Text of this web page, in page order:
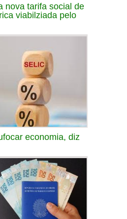
nova tarifa social de
viabilziada pelo
economia, diz